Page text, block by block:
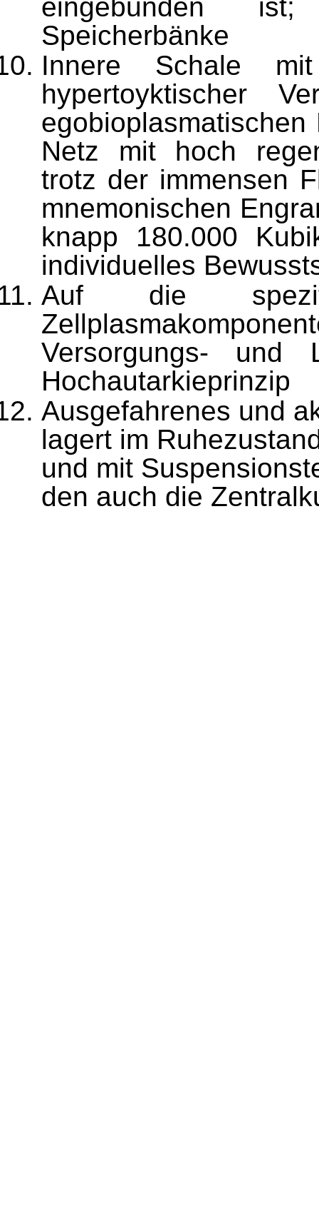
eingebunden
Speicherbänke
Innere Schale
hypertoyktischer
Netz mit hoch
trotz der immensen
mnemonischen
knapp 180.000
individuelles
Auf die
Versorgungs- und
Hochautarkieprinzip
Ausgefahrenes und
lagert im
und mit
den auch die